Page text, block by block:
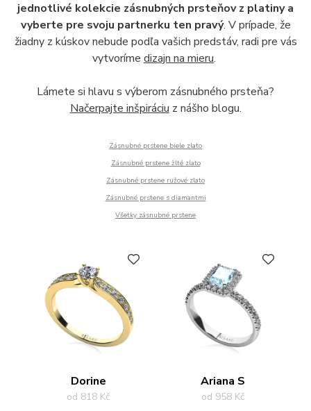
jednotlivé kolekcie zásnubných prsteňov z platiny a
vyberte pre svoju partnerku ten pravý. V prípade, že
žiadny z kúskov nebude podľa vašich predstáv, radi pre vás
vytvoríme dizajn na mieru.
Lámete si hlavu s výberom zásnubného prsteňa?
Načerpajte inšpiráciu z nášho blogu.
Zásnubné prstene biele zlato
Zásnubné prstene žlté zlato
Zásnubné prstene ružové zlato
​​Zásnubné prstene s diamantmi
​​Všetky zásnubné prstene
Dorine
od 818 Kč
Ariana S
od 958 Kč